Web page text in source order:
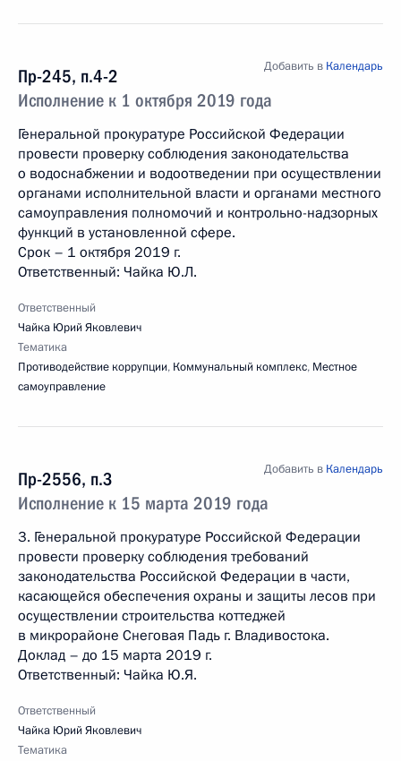
Пр-245, п.4-2
Исполнение к 1 октября 2019 года
Добавить в Календарь
Генеральной прокуратуре Российской Федерации
провести проверку соблюдения законодательства
о водоснабжении и водоотведении при осуществлении
органами исполнительной власти и органами местного
самоуправления полномочий и контрольно-­надзорных
функций в установленной сфере.
Срок – 1 октября 2019 г.
Ответственный: Чайка Ю.Л.
Ответственный
Чайка Юрий Яковлевич
Тематика
Противодействие коррупции, Коммунальный комплекс, Местное
самоуправление
Пр-2556, п.3
Исполнение к 15 марта 2019 года
Добавить в Календарь
3. Генеральной прокуратуре Российской Федерации
провести проверку соблюдения требований
законодательства Российской Федерации в части,
касающейся обеспечения охраны и защиты лесов при
осуществлении строительства коттеджей
в микрорайоне Снеговая Падь г. Владивостока.
Доклад – до 15 марта 2019 г.
Ответственный: Чайка Ю.Я.
Ответственный
Чайка Юрий Яковлевич
Тематика